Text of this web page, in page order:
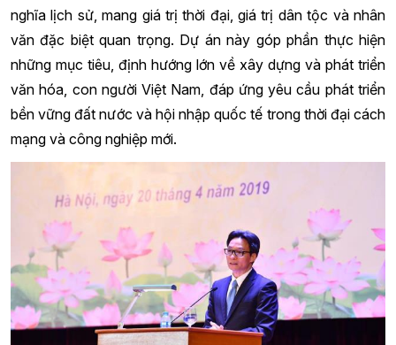
nghĩa lịch sử, mang giá trị thời đại, giá trị dân tộc và nhân
văn đặc biệt quan trọng. Dự án này góp phần thực hiện
những mục tiêu, định hướng lớn về xây dựng và phát triển
văn hóa, con người Việt Nam, đáp ứng yêu cầu phát triển
bền vững đất nước và hội nhập quốc tế trong thời đại cách
mạng và công nghiệp mới.